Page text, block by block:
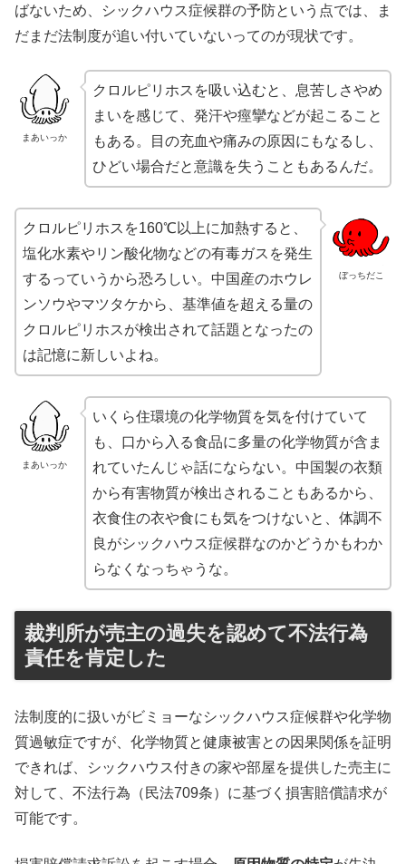
ばないため、シックハウス症候群の予防という点では、ま
だまだ法制度が追い付いていないってのが現状です。
まあいっか
クロルピリホスを吸い込むと、息苦しさやめ
まいを感じて、発汗や痙攣などが起こること
もある。目の充血や痛みの原因にもなるし、
ひどい場合だと意識を失うこともあるんだ。
ぼっちだこ
クロルピリホスを160℃以上に加熱すると、
塩化水素やリン酸化物などの有毒ガスを発生
するっていうから恐ろしい。中国産のホウレ
ンソウやマツタケから、基準値を超える量の
クロルピリホスが検出されて話題となったの
は記憶に新しいよね。
まあいっか
いくら住環境の化学物質を気を付けていて
も、口から入る食品に多量の化学物質が含ま
れていたんじゃ話にならない。中国製の衣類
から有害物質が検出されることもあるから、
衣食住の衣や食にも気をつけないと、体調不
良がシックハウス症候群なのかどうかもわか
らなくなっちゃうな。
裁判所が売主の過失を認めて不法行為
責任を肯定した
法制度的に扱いがビミョーなシックハウス症候群や化学物
質過敏症ですが、化学物質と健康被害との因果関係を証明
できれば、シックハウス付きの家や部屋を提供した売主に
対して、不法行為（民法709条）に基づく損害賠償請求が
可能です。